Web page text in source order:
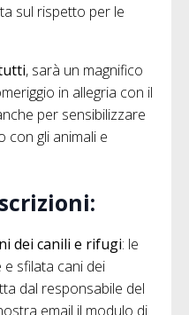
sul rispetto per le
, sarà un magnifico
in allegria con il
per sensibilizzare
gli animali e
dei canili e rifugi: le
sfilata cani dei
dal responsabile del
email il modulo di